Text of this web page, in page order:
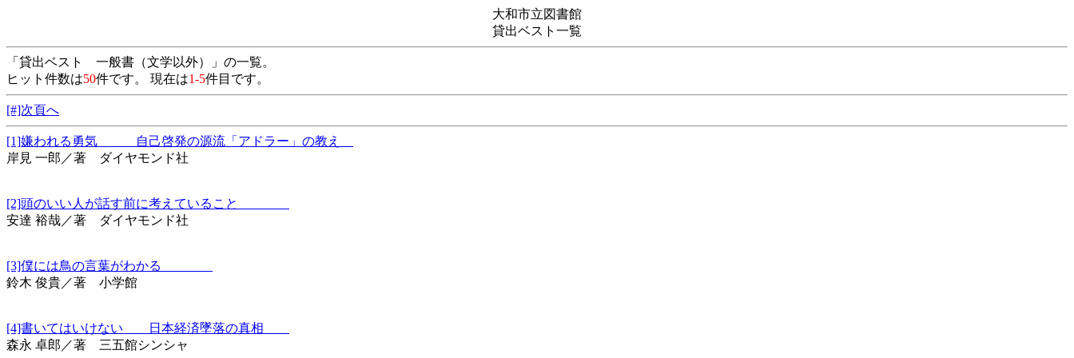
大和市立図書館
貸出ベスト一覧
「貸出ベスト 一般書（文学以外）」の一覧。
ヒット件数は50件です。 現在は1-5件目です。
[#]次頁へ
[1]嫌われる勇気 自己啓発の源流「アドラー」の教え
岸見 一郎／著 ダイヤモンド社
[2]頭のいい人が話す前に考えていること
安達 裕哉／著 ダイヤモンド社
[3]僕には鳥の言葉がわかる
鈴木 俊貴／著 小学館
[4]書いてはいけない 日本経済墜落の真相
森永 卓郎／著 三五館シンシャ